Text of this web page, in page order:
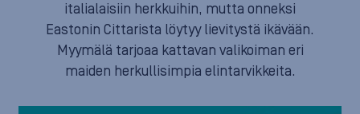
italialaisiin herkkuihin, mutta onneksi
Eastonin Cittarista löytyy lievitystä ikävään.
Myymälä tarjoaa kattavan valikoiman eri
maiden herkullisimpia elintarvikkeita.